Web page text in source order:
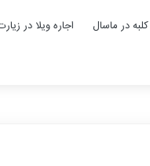
در ماسال
اجاره ویلا در